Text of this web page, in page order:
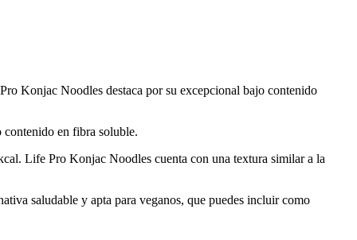
Konjac Noodles destaca por su excepcional bajo contenido
contenido en fibra soluble.
Life Pro Konjac Noodles cuenta con una textura similar a la
saludable y apta para veganos, que puedes incluir como